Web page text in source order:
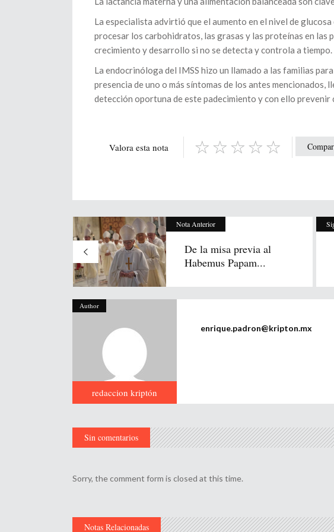
La especialista advirtió que el aumento en el nivel de
procesar los carbohidratos, las grasas y las proteínas en las
crecimiento y desarrollo si no se detecta y controla a tiempo.
La endocrinóloga del IMSS hizo un llamado a las familias
presencia de uno o más síntomas de los antes mencionados,
detección oportuna de este padecimiento y con ello prevenir
Valora esta nota
Nota Anterior
De la misa previa al
Habemus Papam...
Author
redaccion kriptón
enrique.padron@kripton.mx
Sin comentarios
Sorry, the comment form is closed at this time.
Notas Relacionadas